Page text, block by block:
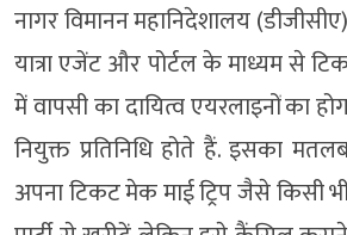
नागर विमानन महानिदेशालय
यात्रा एजेंट और पोर्टल के माध्यम से
में वापसी का दायित्व एयरलाइनों का
नियुक्त प्रतिनिधि होते हैं. इसका
अपना टिकट मेक माई ट्रिप जैसे किसी